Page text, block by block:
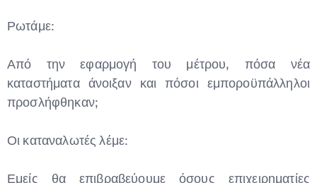
Ρωτάμε:
Από την εφαρμογή του μέτρου, πόσα νέα
καταστήματα άνοιξαν και πόσοι εμποροϋπάλληλοι
προσλήφθηκαν;
Οι καταναλωτές λέμε:
Εμείς θα επιβραβεύουμε όσους επιχειρηματίες